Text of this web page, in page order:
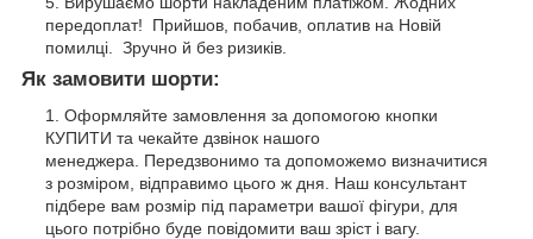
передоплат! Прийшов, побачив, оплатив на Новій
помилці. Зручно й без ризиків.
Як замовити шорти:
Оформляйте замовлення за допомогою кнопки
КУПИТИ та чекайте дзвінок нашого
менеджера. Передзвонимо та допоможемо визначитися
з розміром, відправимо цього ж дня. Наш консультант
підбере вам розмір під параметри вашої фігури, для
цього потрібно буде повідомити ваш зріст і вагу.